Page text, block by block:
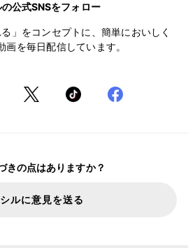
公式SNSをフォロー
」をコンセプトに、簡単においしく
画を毎日配信しています。
きの点はありますか？
ルに意見を送る